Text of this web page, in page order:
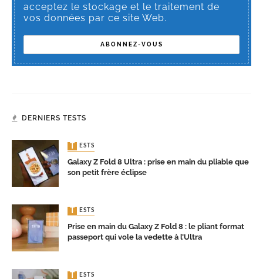
acceptez le stockage et le traitement de
vos données par ce site Web.
DERNIERS TESTS
TESTS
Galaxy Z Fold 8 Ultra : prise en main du pliable que
son petit frère éclipse
TESTS
Prise en main du Galaxy Z Fold 8 : le pliant format
passeport qui vole la vedette à l’Ultra
TESTS